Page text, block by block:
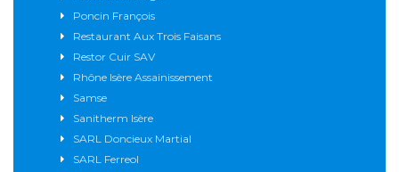
Poncin François
Restaurant Aux Trois Faisans
Restor Cuir SAV
Rhône Isère Assainissement
Samse
Sanitherm Isère
SARL Doncieux Martial
SARL Ferreol